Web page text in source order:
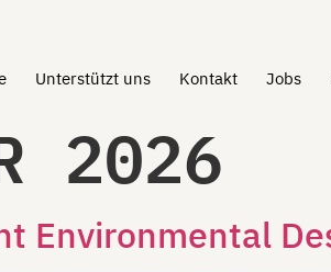
Unterstützt uns Kontakt Jobs
2026
Environmental